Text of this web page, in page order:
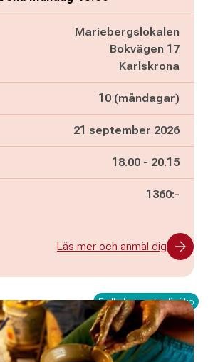
Mariebergslokalen
Bokvägen 17
Karlskrona
10 (måndagar)
21 september 2026
Pågår mellan
18.00 - och
20.15
1360:-
Läs mer och anmäl dig
Fullbokad - ställ dig i kö